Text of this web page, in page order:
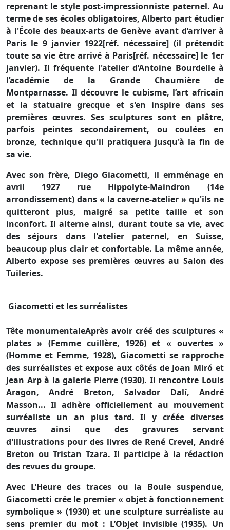
reprenant le style post-impressionniste paternel. Au
terme de ses écoles obligatoires, Alberto part étudier
à l'École des beaux-arts de Genève avant d’arriver à
Paris le 9 janvier 1922[réf. nécessaire] (il prétendit
toute sa vie être arrivé à Paris[réf. nécessaire] le 1er
janvier). Il fréquente l'atelier d’Antoine Bourdelle à
l’académie de la Grande Chaumière de
Montparnasse. Il découvre le cubisme, l’art africain
et la statuaire grecque et s'en inspire dans ses
premières œuvres. Ses sculptures sont en plâtre,
parfois peintes secondairement, ou coulées en
bronze, technique qu'il pratiquera jusqu'à la fin de
sa vie.
Avec son frère, Diego Giacometti, il emménage en
avril 1927 rue Hippolyte-Maindron (14e
arrondissement) dans « la caverne-atelier » qu'ils ne
quitteront plus, malgré sa petite taille et son
inconfort. Il alterne ainsi, durant toute sa vie, avec
des séjours dans l'atelier paternel, en Suisse,
beaucoup plus clair et confortable. La même année,
Alberto expose ses premières œuvres au Salon des
Tuileries.
Giacometti et les surréalistes
Tête monumentaleAprès avoir créé des sculptures «
plates » (Femme cuillère, 1926) et « ouvertes »
(Homme et Femme, 1928), Giacometti se rapproche
des surréalistes et expose aux côtés de Joan Miró et
Jean Arp à la galerie Pierre (1930). Il rencontre Louis
Aragon, André Breton, Salvador Dalí, André
Masson... Il adhère officiellement au mouvement
surréaliste un an plus tard. Il y créée diverses
œuvres ainsi que des gravures servant
d'illustrations pour des livres de René Crevel, André
Breton ou Tristan Tzara. Il participe à la rédaction
des revues du groupe.
Avec L’Heure des traces ou la Boule suspendue,
Giacometti crée le premier « objet à fonctionnement
symbolique » (1930) et une sculpture surréaliste au
sens premier du mot : L’Objet invisible (1935). Un